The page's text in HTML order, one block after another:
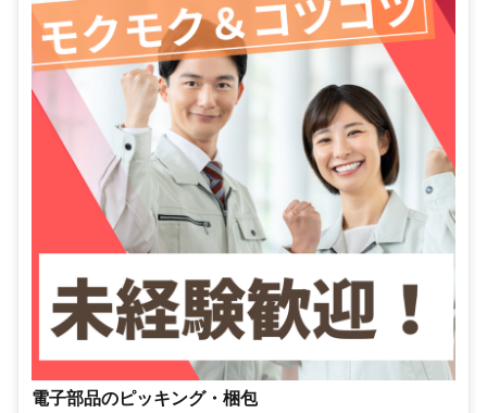
電子部品のピッキング・梱包